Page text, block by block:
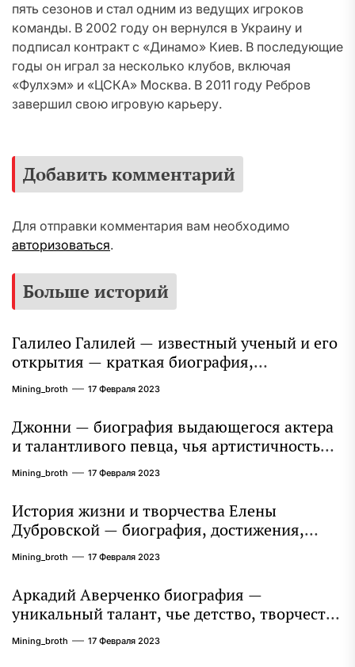
пять сезонов и стал одним из ведущих игроков
команды. В 2002 году он вернулся в Украину и
подписал контракт с «Динамо» Киев. В последующие
годы он играл за несколько клубов, включая
«Фулхэм» и «ЦСКА» Москва. В 2011 году Ребров
завершил свою игровую карьеру.
Добавить комментарий
Для отправки комментария вам необходимо
авторизоваться.
Больше историй
Галилео Галилей — известный ученый и его
открытия — краткая биография,
достижения и вклад в науку
Mining_broth 17 Февраля 2023
Джонни — биография выдающегося актера
и талантливого певца, чья артистичность
захватывает миллионы сердец
Mining_broth 17 Февраля 2023
История жизни и творчества Елены
Дубровской — биография, достижения,
интересные факты
Mining_broth 17 Февраля 2023
Аркадий Аверченко биография —
уникальный талант, чье детство, творчество
и литературное наследие продолжают
восхищать миллионы
Mining_broth 17 Февраля 2023